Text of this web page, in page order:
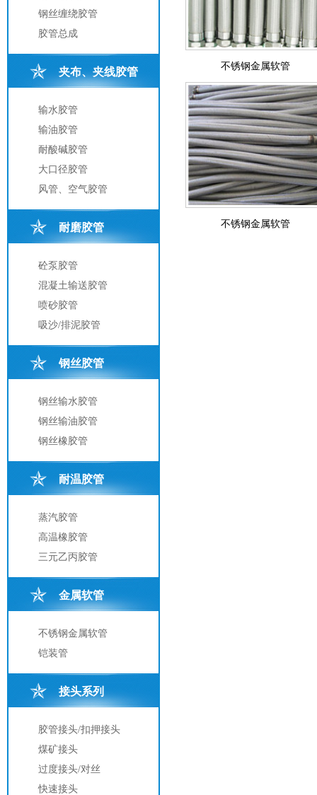
钢丝缠绕胶管
胶管总成
夹布、夹线胶管
输水胶管
输油胶管
耐酸碱胶管
大口径胶管
风管、空气胶管
耐磨胶管
砼泵胶管
混凝土输送胶管
喷砂胶管
吸沙/排泥胶管
钢丝胶管
钢丝输水胶管
钢丝输油胶管
钢丝橡胶管
耐温胶管
蒸汽胶管
高温橡胶管
三元乙丙胶管
金属软管
不锈钢金属软管
铠装管
接头系列
胶管接头/扣押接头
煤矿接头
过度接头/对丝
快速接头
不锈钢金属软管
不锈钢金属软管